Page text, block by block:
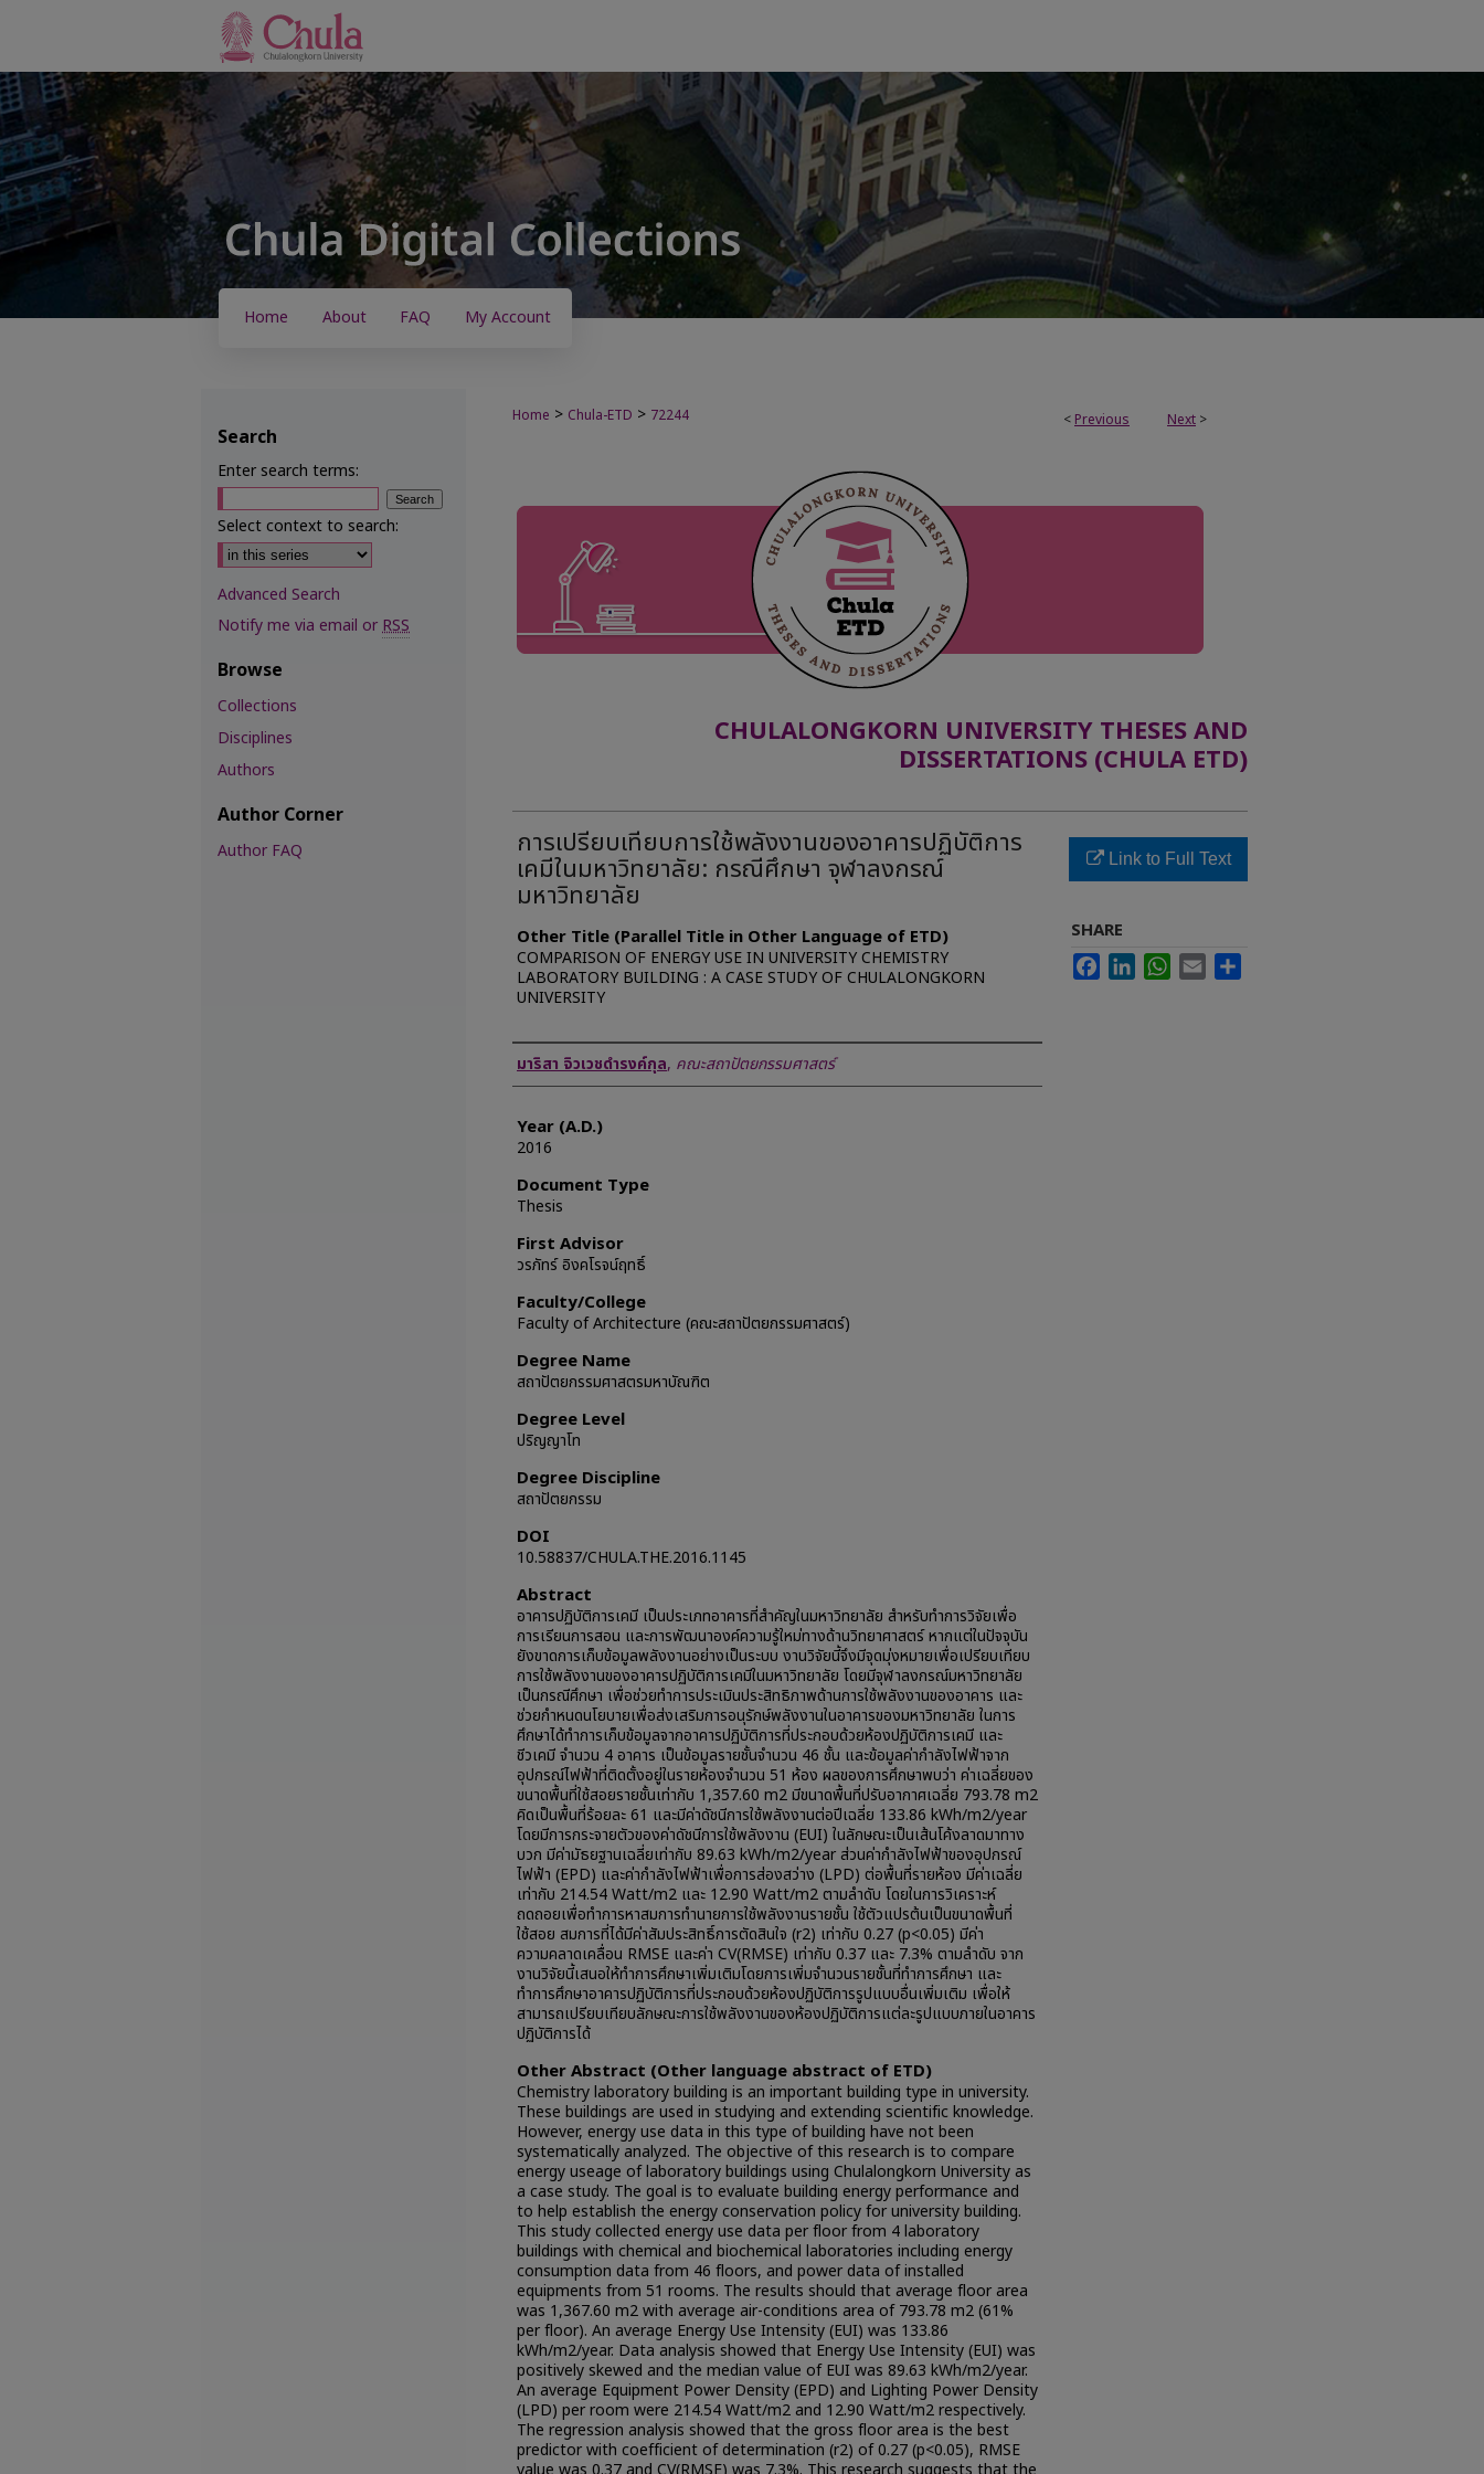
Home About FAQ My Account
< Previous Next >
Home > Chula-ETD > 72244
CHULALONGKORN UNIVERSITY THESES AND
DISSERTATIONS (CHULA ETD)
การเปรียบเทียบการใช้พลังงานของอาคารปฏิบัติการ
เคมีในมหาวิทยาลัย: กรณีศึกษา จุฬาลงกรณ์
มหาวิทยาลัย
Other Title (Parallel Title in Other Language of ETD)
COMPARISON OF ENERGY USE IN UNIVERSITY CHEMISTRY
LABORATORY BUILDING : A CASE STUDY OF CHULALONGKORN
UNIVERSITY
Author
มาริสา จิวเวชดำรงค์กุล, คณะสถาปัตยกรรมศาสตร์
Year (A.D.)
2016
Document Type
Thesis
First Advisor
วรภัทร์ อิงคโรจน์ฤทธิ์
Faculty/College
Faculty of Architecture (คณะสถาปัตยกรรมศาสตร์)
Degree Name
สถาปัตยกรรมศาสตรมหาบัณฑิต
Degree Level
ปริญญาโท
Degree Discipline
สถาปัตยกรรม
DOI
10.58837/CHULA.THE.2016.1145
Abstract
อาคารปฏิบัติการเคมี เป็นประเภทอาคารที่สำคัญในมหาวิทยาลัย สำหรับทำการวิจัยเพื่อ
การเรียนการสอน และการพัฒนาองค์ความรู้ใหม่ทางด้านวิทยาศาสตร์ หากแต่ในปัจจุบัน
ยังขาดการเก็บข้อมูลพลังงานอย่างเป็นระบบ งานวิจัยนี้จึงมีจุดมุ่งหมายเพื่อเปรียบเทียบ
การใช้พลังงานของอาคารปฏิบัติการเคมีในมหาวิทยาลัย โดยมีจุฬาลงกรณ์มหาวิทยาลัย
เป็นกรณีศึกษา เพื่อช่วยทำการประเมินประสิทธิภาพด้านการใช้พลังงานของอาคาร และ
ช่วยกำหนดนโยบายเพื่อส่งเสริมการอนุรักษ์พลังงานในอาคารของมหาวิทยาลัย ในการ
ศึกษาได้ทำการเก็บข้อมูลจากอาคารปฏิบัติการที่ประกอบด้วยห้องปฏิบัติการเคมี และ
ชีวเคมี จำนวน 4 อาคาร เป็นข้อมูลรายชั้นจำนวน 46 ชั้น และข้อมูลค่ากำลังไฟฟ้าจาก
อุปกรณ์ไฟฟ้าที่ติดตั้งอยู่ในรายห้องจำนวน 51 ห้อง ผลของการศึกษาพบว่า ค่าเฉลี่ยของ
ขนาดพื้นที่ใช้สอยรายชั้นเท่ากับ 1,357.60 m2 มีขนาดพื้นที่ปรับอากาศเฉลี่ย 793.78 m2
คิดเป็นพื้นที่ร้อยละ 61 และมีค่าดัชนีการใช้พลังงานต่อปีเฉลี่ย 133.86 kWh/m2/year
โดยมีการกระจายตัวของค่าดัชนีการใช้พลังงาน (EUI) ในลักษณะเป็นเส้นโค้งลาดมาทาง
บวก มีค่ามัธยฐานเฉลี่ยเท่ากับ 89.63 kWh/m2/year ส่วนค่ากำลังไฟฟ้าของอุปกรณ์
ไฟฟ้า (EPD) และค่ากำลังไฟฟ้าเพื่อการส่องสว่าง (LPD) ต่อพื้นที่รายห้อง มีค่าเฉลี่ย
เท่ากับ 214.54 Watt/m2 และ 12.90 Watt/m2 ตามลำดับ โดยในการวิเคราะห์
ถดถอยเพื่อทำการหาสมการทำนายการใช้พลังงานรายชั้น ใช้ตัวแปรต้นเป็นขนาดพื้นที่
ใช้สอย สมการที่ได้มีค่าสัมประสิทธิ์การตัดสินใจ (r2) เท่ากับ 0.27 (p<0.05) มีค่า
ความคลาดเคลื่อน RMSE และค่า CV(RMSE) เท่ากับ 0.37 และ 7.3% ตามลำดับ จาก
งานวิจัยนี้เสนอให้ทำการศึกษาเพิ่มเติมโดยการเพิ่มจำนวนรายชั้นที่ทำการศึกษา และ
ทำการศึกษาอาคารปฏิบัติการที่ประกอบด้วยห้องปฏิบัติการรูปแบบอื่นเพิ่มเติม เพื่อให้
สามารถเปรียบเทียบลักษณะการใช้พลังงานของห้องปฏิบัติการแต่ละรูปแบบภายในอาคาร
ปฏิบัติการได้
Other Abstract (Other language abstract of ETD)
Chemistry laboratory building is an important building type in university.
These buildings are used in studying and extending scientific knowledge.
However, energy use data in this type of building have not been
systematically analyzed. The objective of this research is to compare
energy useage of laboratory buildings using Chulalongkorn University as
a case study. The goal is to evaluate building energy performance and
to help establish the energy conservation policy for university building.
This study collected energy use data per floor from 4 laboratory
buildings with chemical and biochemical laboratories including energy
consumption data from 46 floors, and power data of installed
equipments from 51 rooms. The results should that average floor area
was 1,367.60 m2 with average air-conditions area of 793.78 m2 (61%
per floor). An average Energy Use Intensity (EUI) was 133.86
kWh/m2/year. Data analysis showed that Energy Use Intensity (EUI) was
positively skewed and the median value of EUI was 89.63 kWh/m2/year.
An average Equipment Power Density (EPD) and Lighting Power Density
(LPD) per room were 214.54 Watt/m2 and 12.90 Watt/m2 respectively.
The regression analysis showed that the gross floor area is the best
predictor with coefficient of determination (r2) of 0.27 (p<0.05), RMSE
Link to Full Text
SHARE
FacebookLinkedInWhatsApp
Email
Search
Enter search terms:
Select context to search:
Advanced Search
Notify me via email orRSS
Browse
Collections
Disciplines
Authors
Author Corner
Author FAQ